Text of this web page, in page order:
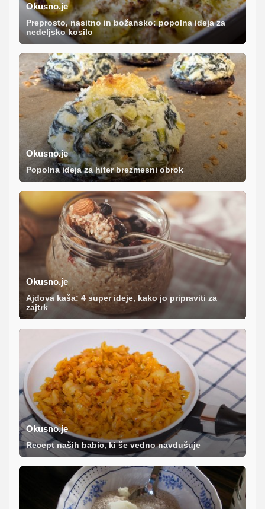
Okusno.je
Preprosto, nasitno in božansko: popolna ideja za
nedeljsko kosilo
Okusno.je
Popolna ideja za hiter brezmesni obrok
Okusno.je
Ajdova kaša: 4 super ideje, kako jo pripraviti za
zajtrk
Okusno.je
Recept naših babic, ki še vedno navdušuje